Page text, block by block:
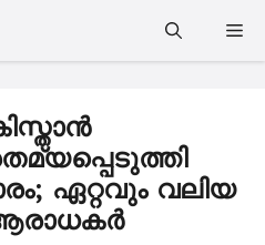
ഏറ്റവും വലിയ